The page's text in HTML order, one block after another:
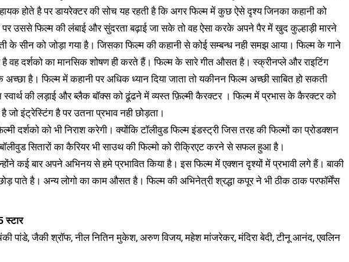
होते है पर डायरेक्टर की सोच यह रहती है कि अगर फिल्म में कुछ ऐसे दृश्य जिनका कहानी को
पर उससे फिल्म की लंबाई और सुंदरता बढ़ाई जा सके तो वह ऐसा करके अपने पैर में खुद कुल्हाड़ी मारने
के सीन को जोड़ा गया है। जिसका फिल्म की कहानी से कोई सम्बन्ध नही समझ आया। फिल्म के गाने
वह दर्शको का मानसिक शोषण ही करते हैं। फिल्म के सारे गीत औसत है। स्क्रीनप्ले और राइटिंग
है। फिल्म में कहानी पर अधिक ध्यान दिया जाता तो यकीनन फिल्म अच्छी साबित हो सकती
स्वार्थ की लड़ाई और ब्लैक बॉक्स को ढूंढने में व्यस्त फ़िल्मी कैरक्टर । फिल्म में प्रभास के कैरक्टर को
जो इंट्रेस्टिंग है पर उतना प्रभाव नही छोड़ता।
दर्शको को भी निराश करेगी। क्योंकि टॉलीवुड फिल्म इंडस्ट्री जिस तरह की फिल्मों का प्रोडक्शन
सितारों का कैरियर भी साउथ की फिल्मो को रीक्रिएट करने से सफल हुआ है।
कई बार अपने अभिनय से हमे प्रभावित किया है। इस फिल्म में एक्शन दृश्यों में प्रभावी लगे हैं। बाकी
पाते है। अन्य लोगो का काम औसत है। फिल्म की अभिनेत्री श्रद्धा कपूर ने भी ठीक ठाक परफॉर्मेंस
स्टार
पांडे, जैकी श्रॉफ, नील नितिन मुकेश, अरुण विजय, महेश मांजरेकर, मंदिरा बेदी, टीनू आनंद, एवलिन